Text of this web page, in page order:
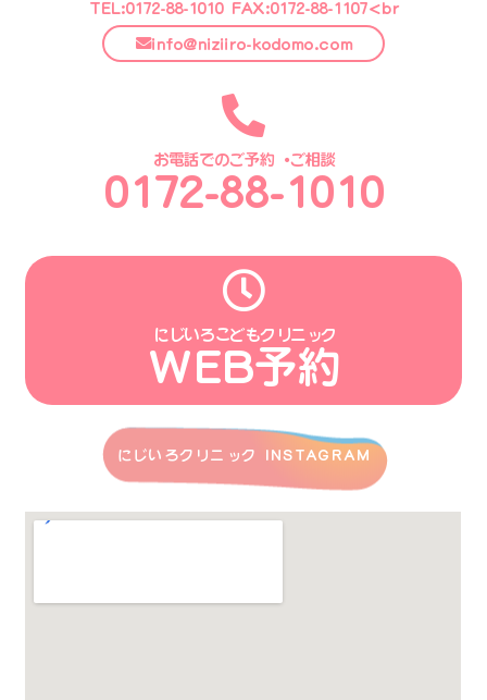
TEL:0172-88-1010 FAX:0172-88-1107<br
info@niziiro-kodomo.com
お電話でのご予約・ご相談
0172-88-1010
にじいろこどもクリニック
WEB予約
にじいろクリニック INSTAGRAM